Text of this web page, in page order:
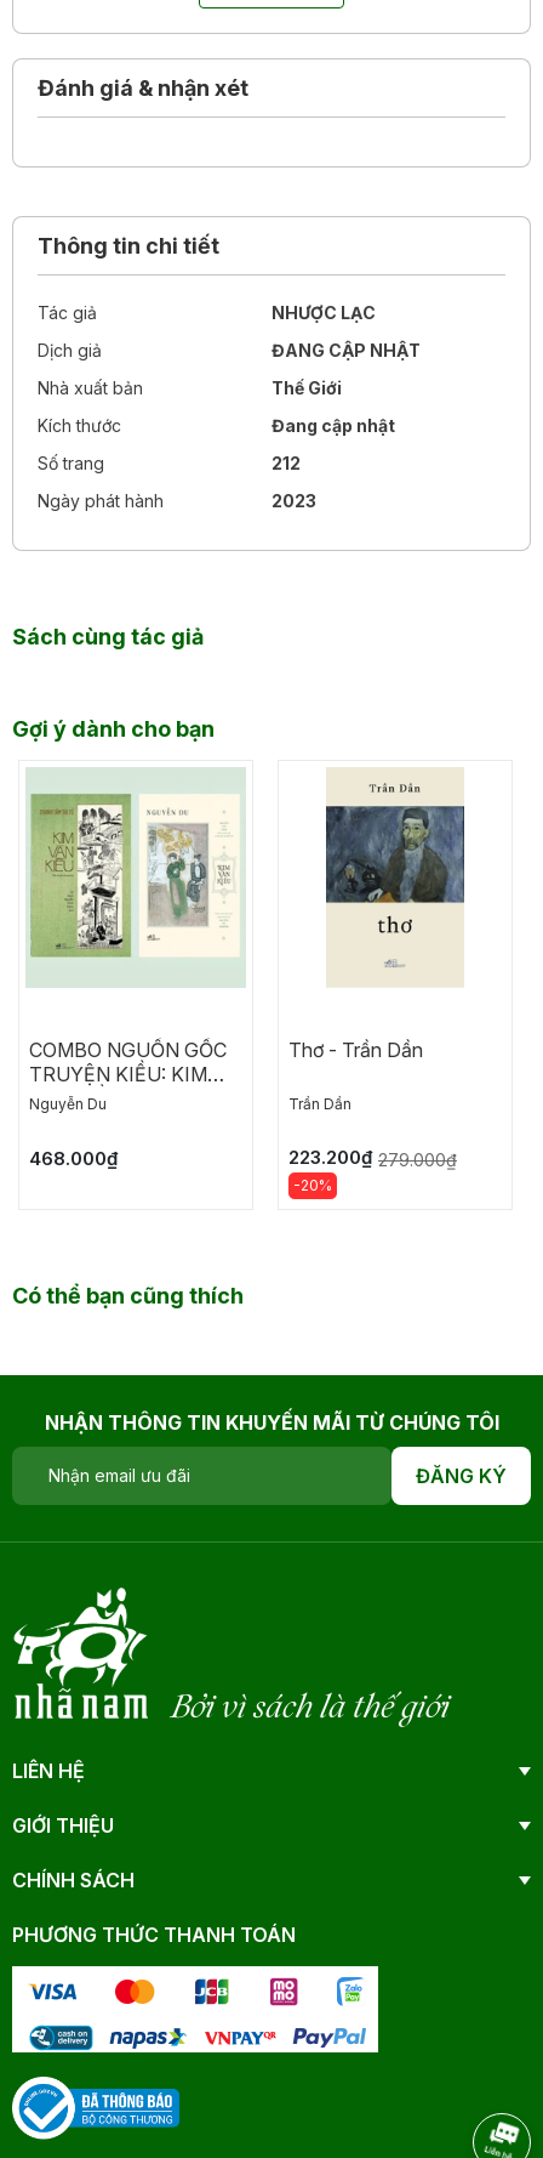
Đánh giá & nhận xét
Thông tin chi tiết
Tác giả
NHƯỢC LẠC
Dịch giả
ĐANG CẬP NHẬT
Nhà xuất bản
Thế Giới
Kích thước
Đang cập nhật
Số trang
212
Ngày phát hành
2023
Sách cùng tác giả
Gợi ý dành cho bạn
COMBO NGUỒN GỐC
TRUYỆN KIỀU: KIM
VÂN KIỀU TRUYỆN -
THANH
Nguyễn Du
468.000₫
Thơ - Trần Dần
Trần Dần
223.200₫ 279.000₫
-20%
Có thể bạn cũng thích
NHẬN THÔNG TIN KHUYẾN MÃI TỪ CHÚNG TÔI
ĐĂNG KÝ
Bởi vì sách là thế giới
LIÊN HỆ
GIỚI THIỆU
CHÍNH SÁCH
PHƯƠNG THỨC THANH TOÁN